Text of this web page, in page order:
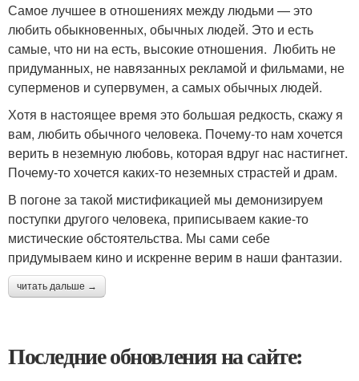
Самое лучшее в отношениях между людьми — это
любить обыкновенных, обычных людей. Это и есть
самые, что ни на есть, высокие отношения. Любить не
придуманных, не навязанных рекламой и фильмами, не
суперменов и супервумен, а самых обычных людей.
Хотя в настоящее время это большая редкость, скажу я
вам, любить обычного человека. Почему-то нам хочется
верить в неземную любовь, которая вдруг нас настигнет.
Почему-то хочется каких-то неземных страстей и драм.
В погоне за такой мистификацией мы демонизируем
поступки другого человека, приписываем какие-то
мистические обстоятельства. Мы сами себе
придумываем кино и искренне верим в наши фантазии.
читать дальше →
Последние обновления на сайте: